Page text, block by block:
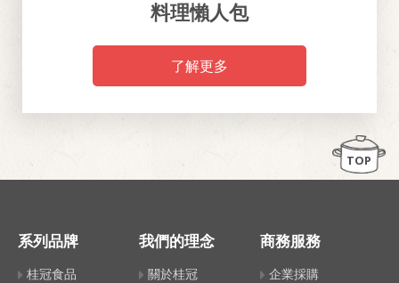
料理懶人包
了解更多
TOP
系列品牌
桂冠食品
我們的理念
關於桂冠
商務服務
企業採購